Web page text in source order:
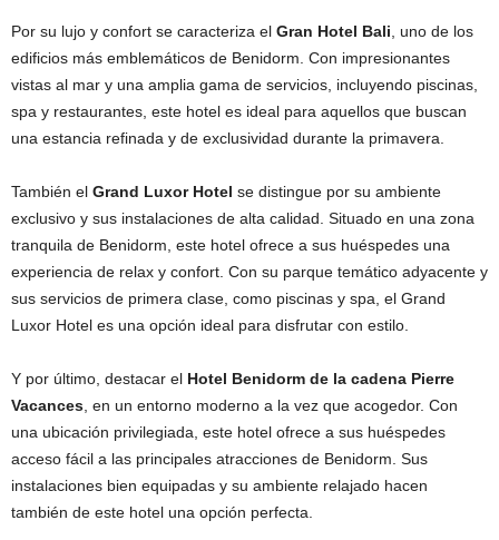
Por su lujo y confort se caracteriza el Gran Hotel Bali , uno de los
edificios más emblemáticos de Benidorm. Con impresionantes
vistas al mar y una amplia gama de servicios, incluyendo piscinas,
spa y restaurantes, este hotel es ideal para aquellos que buscan
una estancia refinada y de exclusividad durante la primavera.
También el Grand Luxor Hotel se distingue por su ambiente
exclusivo y sus instalaciones de alta calidad. Situado en una zona
tranquila de Benidorm, este hotel ofrece a sus huéspedes una
experiencia de relax y confort. Con su parque temático adyacente y
sus servicios de primera clase, como piscinas y spa, el Grand
Luxor Hotel es una opción ideal para disfrutar con estilo.
Y por último, destacar el Hotel Benidorm de la cadena Pierre
Vacances , en un entorno moderno a la vez que acogedor. Con
una ubicación privilegiada, este hotel ofrece a sus huéspedes
acceso fácil a las principales atracciones de Benidorm. Sus
instalaciones bien equipadas y su ambiente relajado hacen
también de este hotel una opción perfecta.